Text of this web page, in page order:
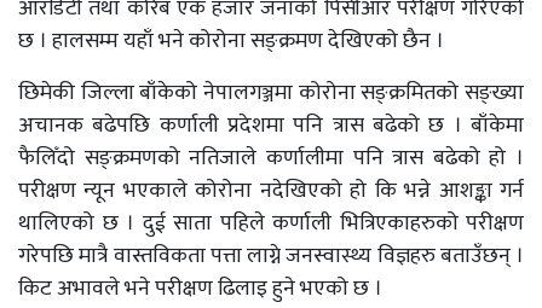
आरडिटी तथा करिब एक हजार जनाको पिसीआर परीक्षण गरिएको
छ । हालसम्म यहाँ भने कोरोना सङ्क्रमण देखिएको छैन ।
छिमेकी जिल्ला बाँकेको नेपालगञ्जमा कोरोना सङ्क्रमितको सङ्ख्या
अचानक बढेपछि कर्णाली प्रदेशमा पनि त्रास बढेको छ । बाँकेमा
फैलिँदो सङ्क्रमणको नतिजाले कर्णालीमा पनि त्रास बढेको हो ।
परीक्षण न्यून भएकाले कोरोना नदेखिएको हो कि भन्ने आशङ्का गर्न
थालिएको छ । दुई साता पहिले कर्णाली भित्रिएकाहरुको परीक्षण
गरेपछि मात्रै वास्तविकता पत्ता लाग्ने जनस्वास्थ्य विज्ञहरु बताउँछन् ।
किट अभावले भने परीक्षण ढिलाइ हुने भएको छ ।